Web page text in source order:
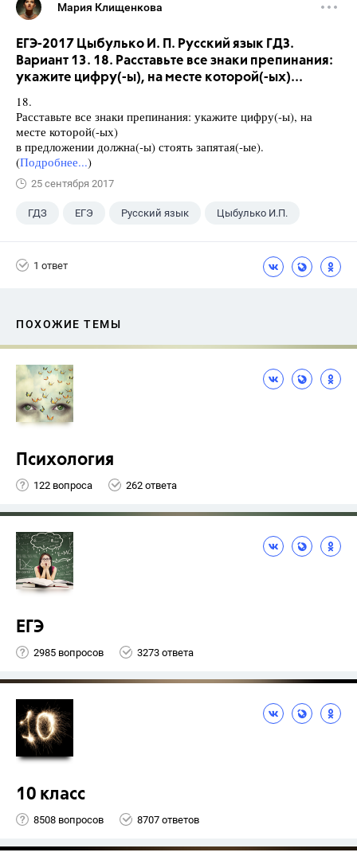
Мария Клищенкова
ЕГЭ-2017 Цыбулько И. П. Русский язык ГДЗ.
Вариант 13. 18. Расставьте все знаки препинания:
укажите цифру(-ы), на месте которой(-ых)...
18.
Расставьте все знаки препинания: укажите цифру(-ы), на
месте которой(-ых)
в предложении должна(-ы) стоять запятая(-ые).
(Подробнее...)
25 сентября 2017
ГДЗ ЕГЭ Русский язык Цыбулько И.П.
1 ответ
ПОХОЖИЕ ТЕМЫ
Психология
122 вопроса 262 ответа
ЕГЭ
2985 вопросов 3273 ответа
10 класс
8508 вопросов 8707 ответов